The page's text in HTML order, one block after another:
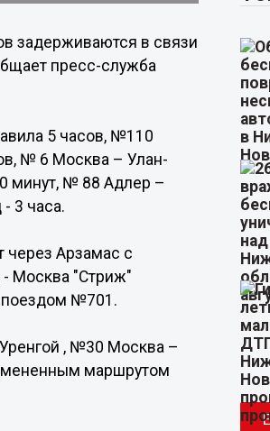
задерживаются в связи
пресс-служба
5 часов, №110
№ 6 Москва – Улан-
минут, № 88 Адлер –
3 часа.
Арзамас с
Москва "Стриж"
поездом №701.
, №30 Москва –
маршрутом